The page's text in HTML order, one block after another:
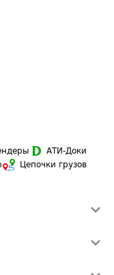
АТИ-Доки
Цепочки грузов